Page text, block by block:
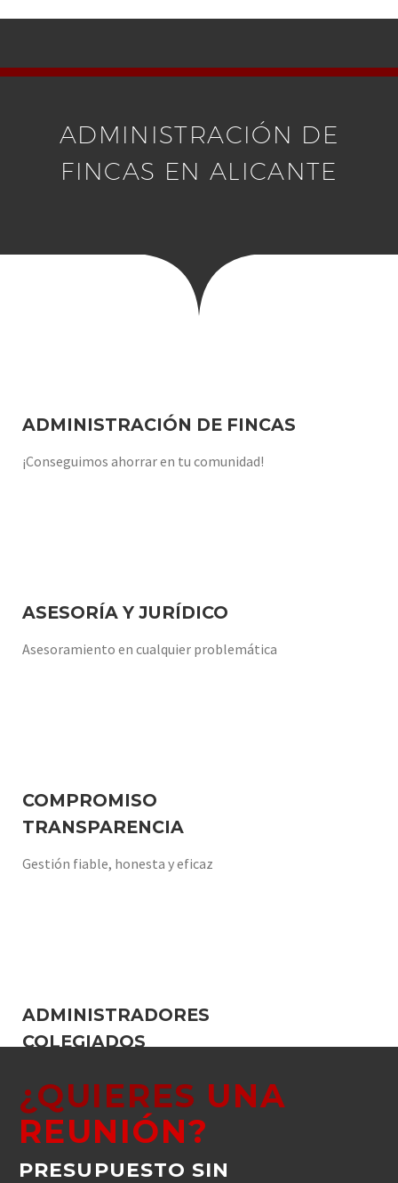
ADMINISTRACIÓN DE
FINCAS EN ALICANTE
ADMINISTRACIÓN DE FINCAS
¡Conseguimos ahorrar en tu comunidad!
ASESORÍA Y JURÍDICO
Asesoramiento en cualquier problemática
COMPROMISO
TRANSPARENCIA
Gestión fiable, honesta y eficaz
ADMINISTRADORES
COLEGIADOS
¿QUIERES UNA
REUNIÓN?
PRESUPUESTO SIN